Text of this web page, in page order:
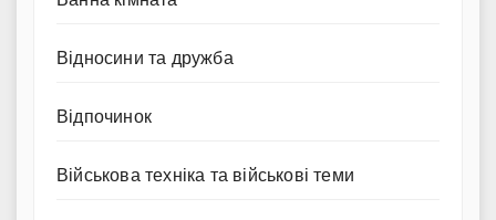
Відносини та дружба
Відпочинок
Військова техніка та військові теми